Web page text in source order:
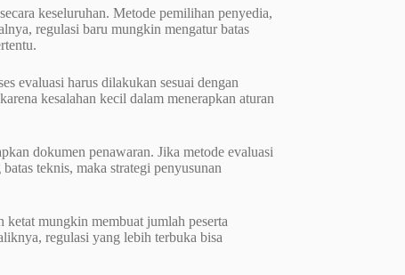
keseluruhan. Metode pemilihan penyedia,
regulasi baru mungkin mengatur batas
evaluasi harus dilakukan sesuai dengan
kesalahan kecil dalam menerapkan aturan
dokumen penawaran. Jika metode evaluasi
teknis, maka strategi penyusunan
mungkin membuat jumlah peserta
regulasi yang lebih terbuka bisa